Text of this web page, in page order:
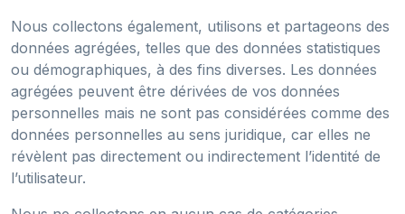
Nous collectons également, utilisons et partageons des
données agrégées, telles que des données statistiques
ou démographiques, à des fins diverses. Les données
agrégées peuvent être dérivées de vos données
personnelles mais ne sont pas considérées comme des
données personnelles au sens juridique, car elles ne
révèlent pas directement ou indirectement l’identité de
l’utilisateur.